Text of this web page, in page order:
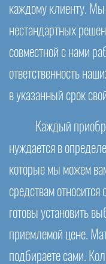
каждому клиенту.
нестандартных
совместной с нами
ответственность
в указанный срок
Каждый
нуждается в
которые мы можем
средствам
готовы установить
приемлемой цене.
подбираете сами.